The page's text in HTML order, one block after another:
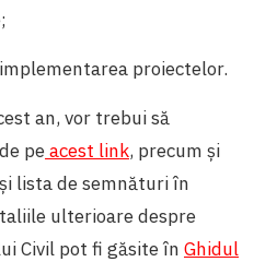
proiectelor.
an, vor trebui să
peacest link, precum și
și lista de semnături în
ulterioare despre
Civil pot fi găsite în Ghidul